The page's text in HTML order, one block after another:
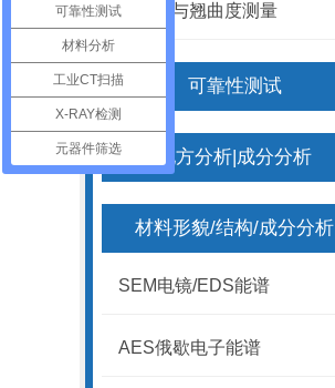
平整度与翘曲度测量
可靠性测试
配方分析|成分分析
材料形貌/结构/成分分析
SEM电镜/EDS能谱
AES俄歇电子能谱
可靠性测试
材料分析
工业CT扫描
X-RAY检测
元器件筛选